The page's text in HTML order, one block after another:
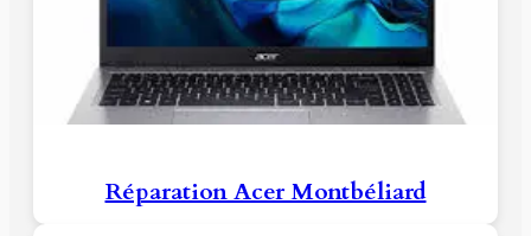
Réparation Acer Montbéliard